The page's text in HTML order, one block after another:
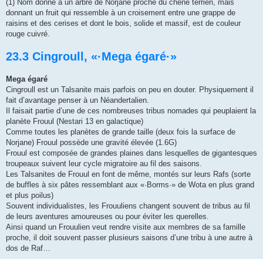
(1) Nom donné à un arbre de Norjane proche du chêne terrien, mais
donnant un fruit qui ressemble à un croisement entre une grappe de
raisins et des cerises et dont le bois, solide et massif, est de couleur
rouge cuivré.
23.3 Cingroull, «·Mega égaré·»
Mega égaré
Cingroull est un Talsanite mais parfois on peu en douter. Physiquement il
fait d’avantage penser à un Néandertalien.
Il faisait partie d’une de ces nombreuses tribus nomades qui peuplaient la
planète Frouul (Nestari 13 en galactique)
Comme toutes les planètes de grande taille (deux fois la surface de
Norjane) Frouul possède une gravité élevée (1.6G)
Frouul est composée de grandes plaines dans lesquelles de gigantesques
troupeaux suivent leur cycle migratoire au fil des saisons.
Les Talsanites de Frouul en font de même, montés sur leurs Rafs (sorte
de buffles à six pâtes ressemblant aux «·Borms·» de Wota en plus grand
et plus poilus)
Souvent individualistes, les Frouuliens changent souvent de tribus au fil
de leurs aventures amoureuses ou pour éviter les querelles.
Ainsi quand un Frouulien veut rendre visite aux membres de sa famille
proche, il doit souvent passer plusieurs saisons d’une tribu à une autre à
dos de Raf…